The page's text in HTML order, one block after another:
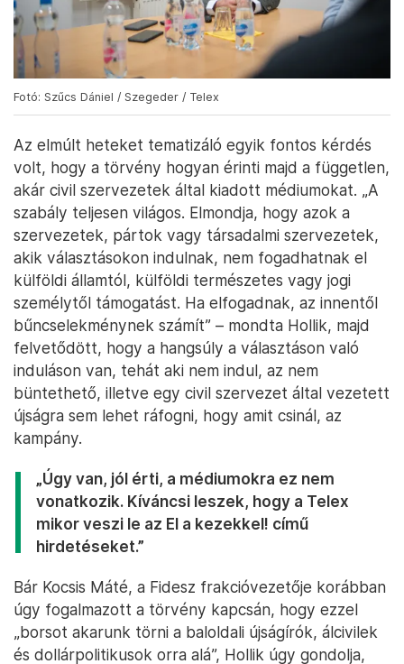
Fotó: Szűcs Dániel / Szegeder / Telex
Az elmúlt heteket tematizáló egyik fontos kérdés
volt, hogy a törvény hogyan érinti majd a független,
akár civil szervezetek által kiadott médiumokat. „A
szabály teljesen világos. Elmondja, hogy azok a
szervezetek, pártok vagy társadalmi szervezetek,
akik választásokon indulnak, nem fogadhatnak el
külföldi államtól, külföldi természetes vagy jogi
személytől támogatást. Ha elfogadnak, az innentől
bűncselekménynek számít” – mondta Hollik, majd
felvetődött, hogy a hangsúly a választáson való
induláson van, tehát aki nem indul, az nem
büntethető, illetve egy civil szervezet által vezetett
újságra sem lehet ráfogni, hogy amit csinál, az
kampány.
„Úgy van, jól érti, a médiumokra ez nem
vonatkozik. Kíváncsi leszek, hogy a Telex
mikor veszi le az El a kezekkel! című
hirdetéseket.”
Bár Kocsis Máté, a Fidesz frakcióvezetője korábban
úgy fogalmazott a törvény kapcsán, hogy ezzel
„borsot akarunk törni a baloldali újságírók, álcivilek
és dollárpolitikusok orra alá”, Hollik úgy gondolja,